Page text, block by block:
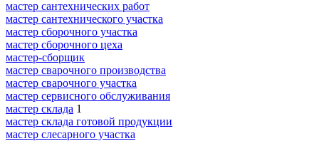
мастер сантехнических работ
мастер сантехнического участка
мастер сборочного участка
мастер сборочного цеха
мастер-сборщик
мастер сварочного производства
мастер сварочного участка
мастер сервисного обслуживания
мастер склада 1
мастер склада готовой продукции
мастер слесарного участка